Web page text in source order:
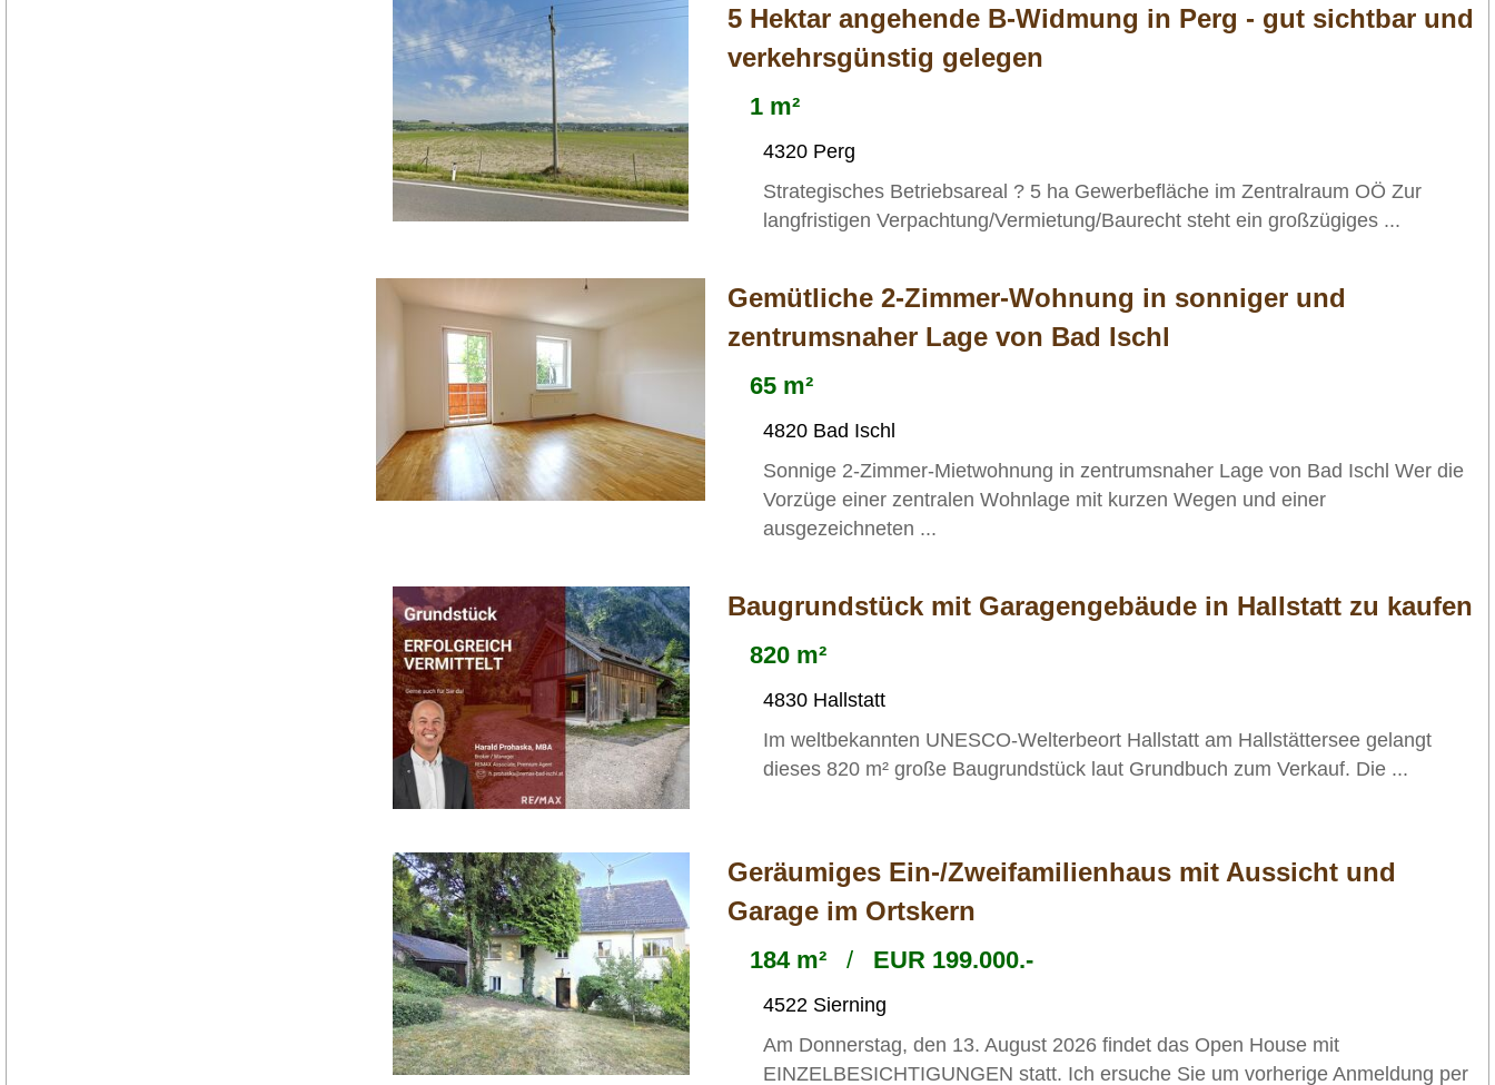
5 Hektar angehende B-Widmung in Perg - gut sichtbar und
verkehrsgünstig gelegen
1 m²
4320 Perg
Strategisches Betriebsareal ? 5 ha Gewerbefläche im Zentralraum OÖ Zur
langfristigen Verpachtung/Vermietung/Baurecht steht ein großzügiges ...
Gemütliche 2-Zimmer-Wohnung in sonniger und
zentrumsnaher Lage von Bad Ischl
65 m²
4820 Bad Ischl
Sonnige 2-Zimmer-Mietwohnung in zentrumsnaher Lage von Bad Ischl Wer die
Vorzüge einer zentralen Wohnlage mit kurzen Wegen und einer
ausgezeichneten ...
Baugrundstück mit Garagengebäude in Hallstatt zu kaufen
820 m²
4830 Hallstatt
Im weltbekannten UNESCO-Welterbeort Hallstatt am Hallstättersee gelangt
dieses 820 m² große Baugrundstück laut Grundbuch zum Verkauf. Die ...
Geräumiges Ein-/Zweifamilienhaus mit Aussicht und
Garage im Ortskern
184 m² / EUR 199.000.-
4522 Sierning
Am Donnerstag, den 13. August 2026 findet das Open House mit
EINZELBESICHTIGUNGEN statt. Ich ersuche Sie um vorherige Anmeldung per